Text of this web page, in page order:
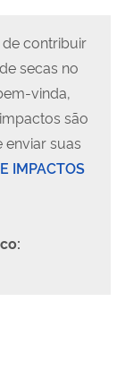
de contribuir
secas no
vinda,
são
suas
IMPACTOS